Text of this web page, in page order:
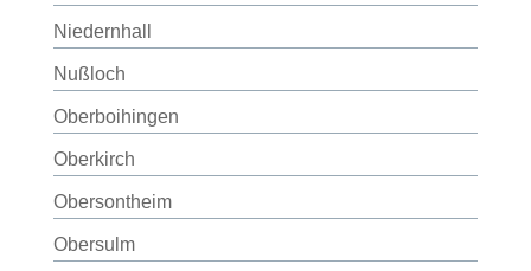
Niedernhall
Nußloch
Oberboihingen
Oberkirch
Obersontheim
Obersulm